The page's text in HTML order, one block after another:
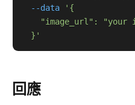
--data
  }'
回應